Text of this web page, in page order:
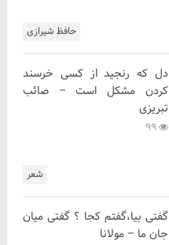
حافظ شیرازی
شعر
دل که رنجید از کسی خرسند
کردن مشکل است – صائب
تبریزی
گفتی بیا،گفتم کجا ؟ گفتی میان
جان ما – مولانا